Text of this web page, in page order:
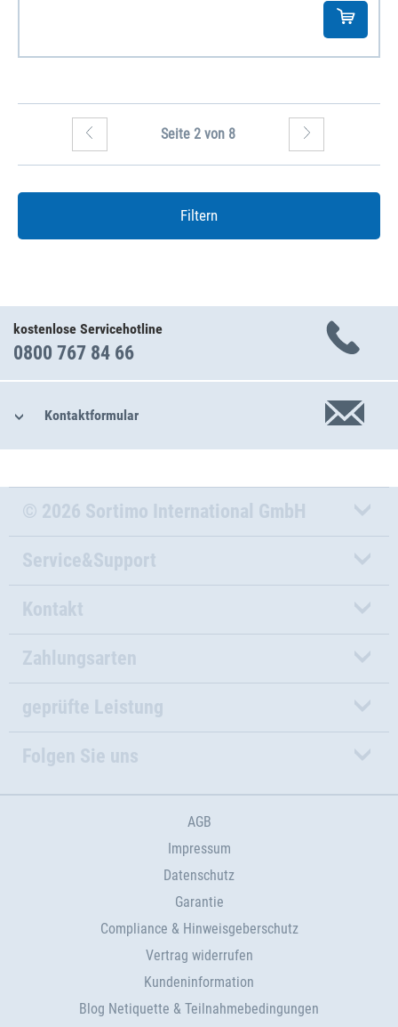
Seite 2 von 8
Filtern
kostenlose Servicehotline
0800 767 84 66
Kontaktformular
© 2026 Sortimo International GmbH
Service&Support
Kontakt
Zahlungsarten
geprüfte Leistung
Folgen Sie uns
AGB
Impressum
Datenschutz
Garantie
Compliance & Hinweisgeberschutz
Vertrag widerrufen
Kundeninformation
Blog Netiquette & Teilnahmebedingungen